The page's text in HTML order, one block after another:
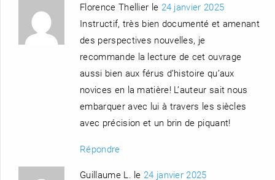
Florence Thellier le 24 janvier 2025
Instructif, très bien documenté et amenant
des perspectives nouvelles, je
recommande la lecture de cet ouvrage
aussi bien aux férus d’histoire qu’aux
novices en la matière! L’auteur sait nous
embarquer avec lui à travers les siècles
avec précision et un brin de piquant!
Répondre
Guillaume L. le 24 janvier 2025